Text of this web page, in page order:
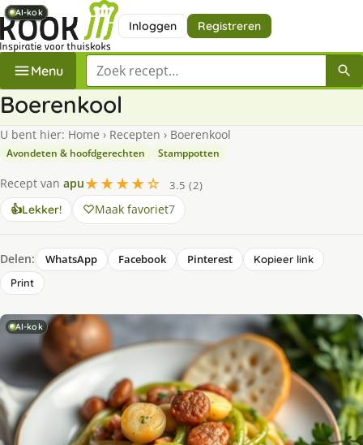
Inloggen Registreren
Menu Zoek een recept
Boerenkool
U bent hier: Home › Recepten › Boerenkool
Avondeten & hoofdgerechten Stamppotten
Recept van apu★★★★☆
3.5 (2)
👍Lekker! Maak favoriet7
Delen: WhatsApp Facebook Pinterest
Kopieer link
Print
AI-kok
AI-kok
AI-kok
AI-kok
AI-kok
AI-kok
AI-kok